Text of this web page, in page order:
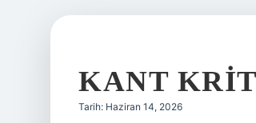
KANT
Tarih: Haziran 14, 2026